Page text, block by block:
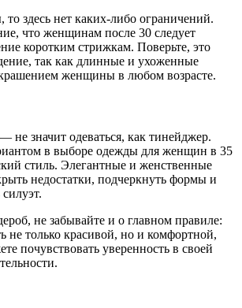
то здесь нет каких-либо ограничений.
что женщинам после 30 следует
коротким стрижкам. Поверьте, это
так как длинные и ухоженные
женщины в любом возрасте.
не значит одеваться, как тинейджер.
в выборе одежды для женщин в 35
стиль. Элегантные и женственные
недостатки, подчеркнуть формы и
не забывайте и о главном правиле:
не только красивой, но и комфортной,
почувствовать уверенность в своей